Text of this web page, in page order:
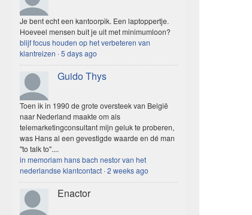
Je bent echt een kantoorpik. Een laptoppertje.
Hoeveel mensen buit je uit met minimumloon?
blijf focus houden op het verbeteren van
klantreizen ·5 days ago
Guido Thys
Toen ik in 1990 de grote oversteek van België
naar Nederland maakte om als
telemarketingconsultant mijn geluk te proberen,
was Hans al een gevestigde waarde en dé man
"to talk to"....
in memoriam hans bach nestor van het
nederlandse klantcontact ·2 weeks ago
Enactor